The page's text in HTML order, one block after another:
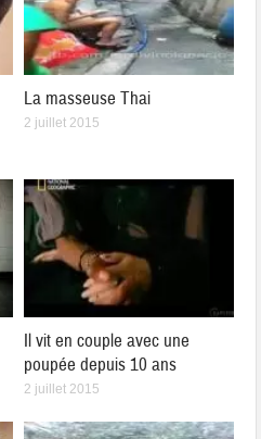
La masseuse Thai
2 juillet 2015
Il vit en couple avec une
poupée depuis 10 ans
2 juillet 2015